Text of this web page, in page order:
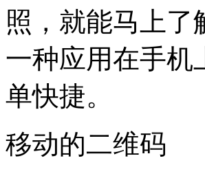
照，就能马上了
一种应用在手机
单快捷。
移动的二维码